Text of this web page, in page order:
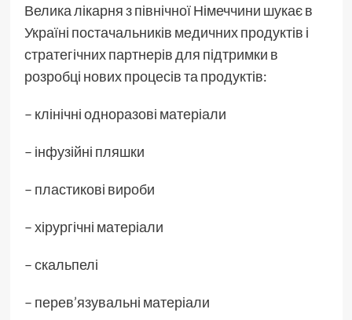
Велика лікарня з північної Німеччини шукає в
Україні постачальників медичних продуктів і
стратегічних партнерів для підтримки в
розробці нових процесів та продуктів:
– клінічні одноразові матеріали
– інфузійні пляшки
– пластикові вироби
– хірургічні матеріали
– скальпелі
– перев’язувальні матеріали